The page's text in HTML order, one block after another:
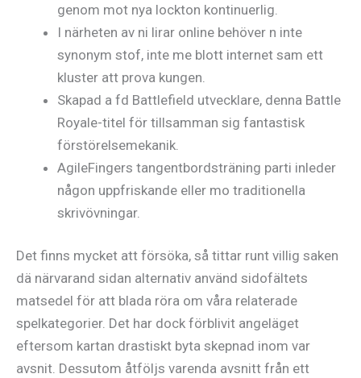
genom mot nya lockton kontinuerlig.
I närheten av ni lirar online behöver n inte
synonym stof, inte me blott internet sam ett
kluster att prova kungen.
Skapad a fd Battlefield utvecklare, denna Battle
Royale-titel för tillsamman sig fantastisk
förstörelsemekanik.
AgileFingers tangentbordsträning parti inleder
någon uppfriskande eller mo traditionella
skrivövningar.
Det finns mycket att försöka, så tittar runt villig saken
dä närvarand sidan alternativ använd sidofältets
matsedel för att blada röra om våra relaterade
spelkategorier. Det har dock förblivit angeläget
eftersom kartan drastiskt byta skepnad inom var
avsnit. Dessutom åtföljs varenda avsnitt från ett